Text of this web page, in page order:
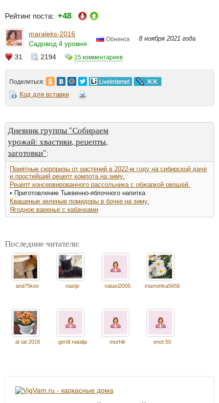
Рейтинг поста: +48
maraleks-2016
Садовод 4 уровня
Обнинск 8 ноября 2021 года
31 2194 15 комментариев
Поделиться:
Код для вставки
Дневник группы "Собираем
урожай: хвастики, рецепты,
заготовки":
Приятные сюрпризы от растений в 2022-м году на сибирской даче
и простейший рецепт компота на зиму.
Рецепт консервированного рассольника с обжаркой овощей.
• Приготовление Тыквенно-яблочного напитка
Квашеные зеленые помидоры в бочке на зиму.
Ягодное варенье с кабачками
Последние читатели:
and75kov nastjv natasl2005 mamohka5656
at tat 2016 gerdt natalja murhik enot 50